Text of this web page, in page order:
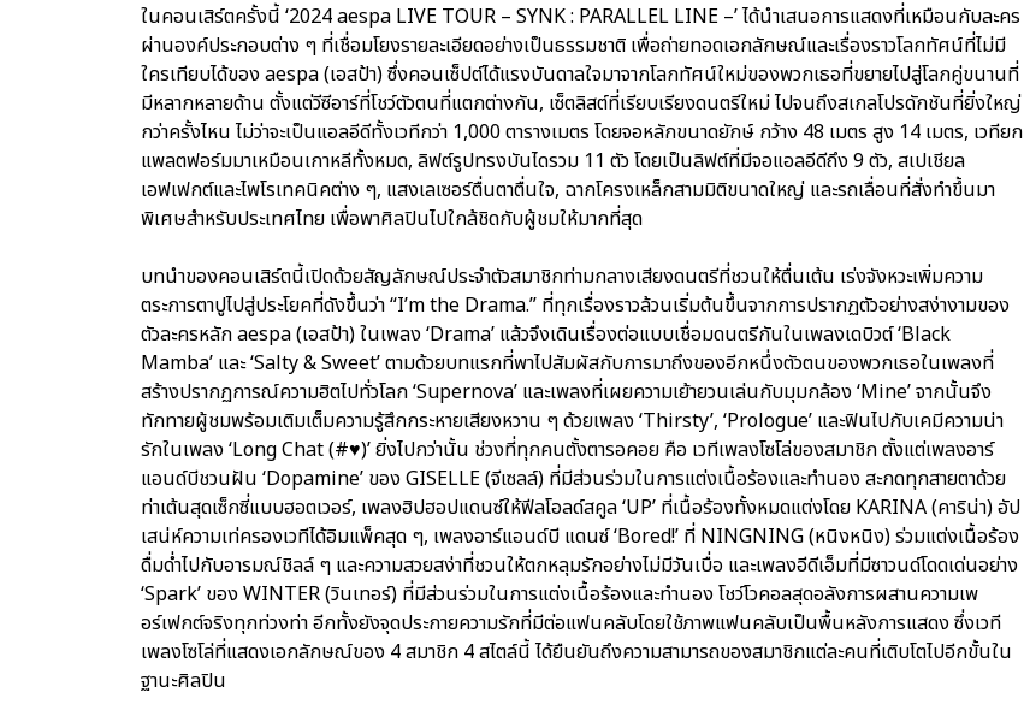
ในคอนเสิร์ตครั้งนี้ ‘2024 aespa LIVE TOUR – SYNK : PARALLEL LINE –’ ได้นำเสนอการแสดงที่เหมือนกับละคร
ผ่านองค์ประกอบต่าง ๆ ที่เชื่อมโยงรายละเอียดอย่างเป็นธรรมชาติ เพื่อถ่ายทอดเอกลักษณ์และเรื่องราวโลกทัศน์ที่ไม่มี
ใครเทียบได้ของ aespa (เอสป้า) ซึ่งคอนเซ็ปต์ได้แรงบันดาลใจมาจากโลกทัศน์ใหม่ของพวกเธอที่ขยายไปสู่โลกคู่ขนานที่
มีหลากหลายด้าน ตั้งแต่วีซีอาร์ที่โชว์ตัวตนที่แตกต่างกัน, เซ็ตลิสต์ที่เรียบเรียงดนตรีใหม่ ไปจนถึงสเกลโปรดักชันที่ยิ่งใหญ่
กว่าครั้งไหน ไม่ว่าจะเป็นแอลอีดีทั้งเวทีกว่า 1,000 ตารางเมตร โดยจอหลักขนาดยักษ์ กว้าง 48 เมตร สูง 14 เมตร, เวทียก
แพลตฟอร์มมาเหมือนเกาหลีทั้งหมด, ลิฟต์รูปทรงบันไดรวม 11 ตัว โดยเป็นลิฟต์ที่มีจอแอลอีดีถึง 9 ตัว, สเปเชียล
เอฟเฟกต์และไพโรเทคนิคต่าง ๆ, แสงเลเซอร์ตื่นตาตื่นใจ, ฉากโครงเหล็กสามมิติขนาดใหญ่ และรถเลื่อนที่สั่งทำขึ้นมา
พิเศษสำหรับประเทศไทย เพื่อพาศิลปินไปใกล้ชิดกับผู้ชมให้มากที่สุด
บทนำของคอนเสิร์ตนี้เปิดด้วยสัญลักษณ์ประจำตัวสมาชิกท่ามกลางเสียงดนตรีที่ชวนให้ตื่นเต้น เร่งจังหวะเพิ่มความ
ตระการตาปูไปสู่ประโยคที่ดังขึ้นว่า “I’m the Drama.” ที่ทุกเรื่องราวล้วนเริ่มต้นขึ้นจากการปรากฏตัวอย่างสง่างามของ
ตัวละครหลัก aespa (เอสป้า) ในเพลง ‘Drama’ แล้วจึงเดินเรื่องต่อแบบเชื่อมดนตรีกันในเพลงเดบิวต์ ‘Black
Mamba’ และ ‘Salty & Sweet’ ตามด้วยบทแรกที่พาไปสัมผัสกับการมาถึงของอีกหนึ่งตัวตนของพวกเธอในเพลงที่
สร้างปรากฏการณ์ความฮิตไปทั่วโลก ‘Supernova’ และเพลงที่เผยความเย้ายวนเล่นกับมุมกล้อง ‘Mine’ จากนั้นจึง
ทักทายผู้ชมพร้อมเติมเต็มความรู้สึกกระหายเสียงหวาน ๆ ด้วยเพลง ‘Thirsty’, ‘Prologue’ และฟินไปกับเคมีความน่า
รักในเพลง ‘Long Chat (#♥)’ ยิ่งไปกว่านั้น ช่วงที่ทุกคนตั้งตารอคอย คือ เวทีเพลงโซโล่ของสมาชิก ตั้งแต่เพลงอาร์
แอนด์บีชวนฝัน ‘Dopamine’ ของ GISELLE (จีเซลล์) ที่มีส่วนร่วมในการแต่งเนื้อร้องและทำนอง สะกดทุกสายตาด้วย
ท่าเต้นสุดเซ็กซี่แบบฮอตเวอร์, เพลงฮิปฮอปแดนซ์ให้ฟีลโอลด์สคูล ‘UP’ ที่เนื้อร้องทั้งหมดแต่งโดย KARINA (คาริน่า) อัป
เสน่ห์ความเท่ครองเวทีได้อิมแพ็คสุด ๆ, เพลงอาร์แอนด์บี แดนซ์ ‘Bored!’ ที่ NINGNING (หนิงหนิง) ร่วมแต่งเนื้อร้อง
ดื่มด่ำไปกับอารมณ์ชิลล์ ๆ และความสวยสง่าที่ชวนให้ตกหลุมรักอย่างไม่มีวันเบื่อ และเพลงอีดีเอ็มที่มีซาวนด์โดดเด่นอย่าง
‘Spark’ ของ WINTER (วินเทอร์) ที่มีส่วนร่วมในการแต่งเนื้อร้องและทำนอง โชว์โวคอลสุดอลังการผสานความเพ
อร์เฟกต์จริงทุกท่วงท่า อีกทั้งยังจุดประกายความรักที่มีต่อแฟนคลับโดยใช้ภาพแฟนคลับเป็นพื้นหลังการแสดง ซึ่งเวที
เพลงโซโล่ที่แสดงเอกลักษณ์ของ 4 สมาชิก 4 สไตล์นี้ ได้ยืนยันถึงความสามารถของสมาชิกแต่ละคนที่เติบโตไปอีกขั้นใน
ฐานะศิลปิน